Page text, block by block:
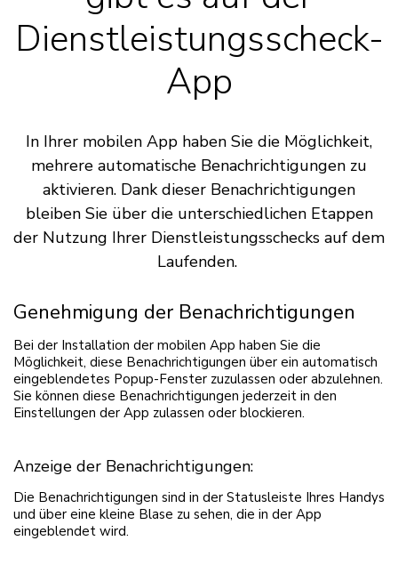
Dienstleistungsscheck-
App
In Ihrer mobilen App haben Sie die Möglichkeit,
mehrere automatische Benachrichtigungen zu
aktivieren. Dank dieser Benachrichtigungen
bleiben Sie über die unterschiedlichen Etappen
der Nutzung Ihrer Dienstleistungsschecks auf dem
Laufenden.
Genehmigung der Benachrichtigungen
Bei der Installation der mobilen App haben Sie die
Möglichkeit, diese Benachrichtigungen über ein automatisch
eingeblendetes Popup-Fenster zuzulassen oder abzulehnen.
Sie können diese Benachrichtigungen jederzeit in den
Einstellungen der App zulassen oder blockieren.
Anzeige der Benachrichtigungen:
Die Benachrichtigungen sind in der Statusleiste Ihres Handys
und über eine kleine Blase zu sehen, die in der App
eingeblendet wird.